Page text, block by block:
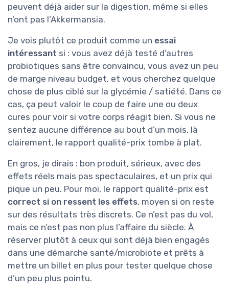
peuvent déjà aider sur la digestion, même si elles
n’ont pas l’Akkermansia.
Je vois plutôt ce produit comme un essai
intéressant si : vous avez déjà testé d’autres
probiotiques sans être convaincu, vous avez un peu
de marge niveau budget, et vous cherchez quelque
chose de plus ciblé sur la glycémie / satiété. Dans ce
cas, ça peut valoir le coup de faire une ou deux
cures pour voir si votre corps réagit bien. Si vous ne
sentez aucune différence au bout d’un mois, là
clairement, le rapport qualité-prix tombe à plat.
En gros, je dirais : bon produit, sérieux, avec des
effets réels mais pas spectaculaires, et un prix qui
pique un peu. Pour moi, le rapport qualité-prix est
correct si on ressent les effets, moyen si on reste
sur des résultats très discrets. Ce n’est pas du vol,
mais ce n’est pas non plus l’affaire du siècle. À
réserver plutôt à ceux qui sont déjà bien engagés
dans une démarche santé/microbiote et prêts à
mettre un billet en plus pour tester quelque chose
d’un peu plus pointu.